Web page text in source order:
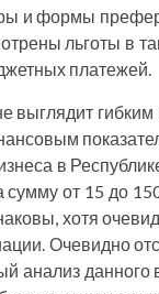
и формы
льготы в
платежей.
выглядит
в
сумму от 15 до
хотя
Очевидно
анализ данного